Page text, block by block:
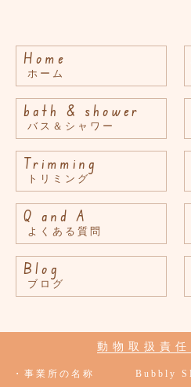
Home
ホーム
bath & shower
バス＆シャワー
Trimming
トリミング
Q and A
よくある質問
Blog
ブログ
動物取扱責任
・事業所の名称 Bubbly